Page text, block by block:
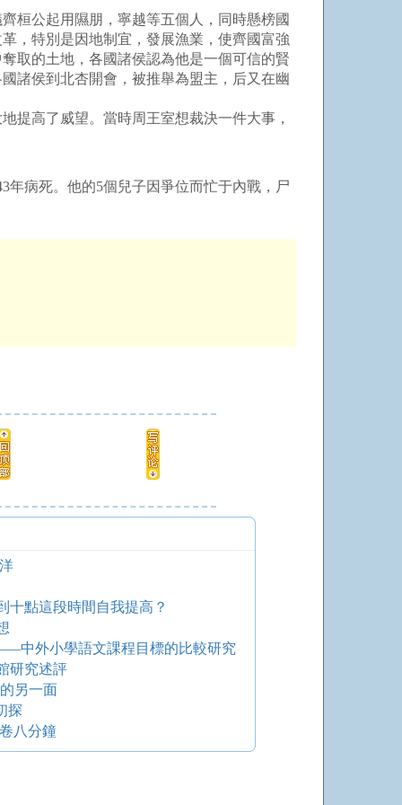
桓公起用隰朋，寧越等五個人，同時懸榜國
，特別是因地制宜，發展漁業，使齊國富強
取的土地，各國諸侯認為他是一個可信的賢
諸侯到北杏開會，被推舉為盟主，后又在幽
提高了威望。當時周王室想裁決一件大事，
病死。他的5個兒子因爭位而忙于內戰，尸
十點這段時間自我提高？
外小學語文課程目標的比較研究
研究述評
另一面
探
八分鐘